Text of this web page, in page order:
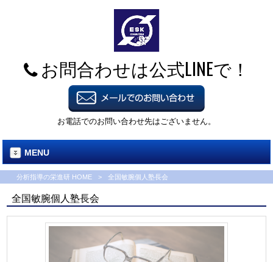
お問合わせは公式LINEで！
お電話でのお問い合わせ先はございません。
MENU
分析指導の栄進研 HOME > 全国敏腕個人塾長会
全国敏腕個人塾長会